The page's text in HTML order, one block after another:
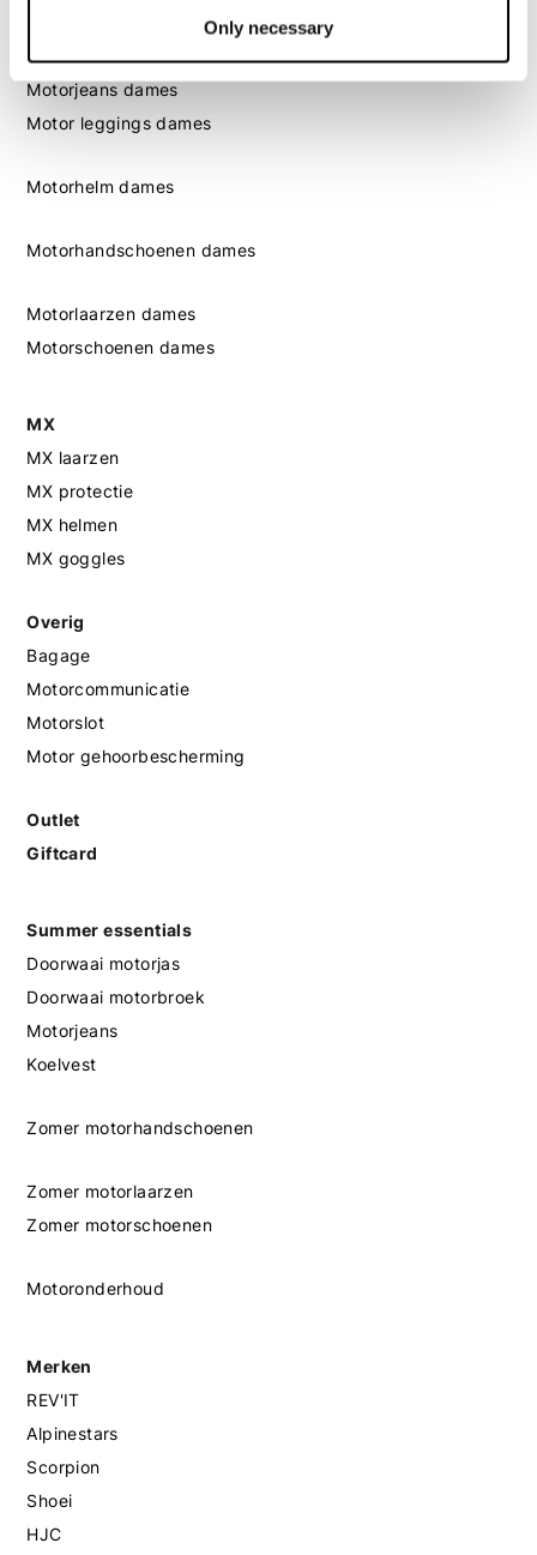
Only necessary
Motorpak dames
Motorjeans dames
Motor leggings dames
Motorhelm dames
Motorhandschoenen dames
Motorlaarzen dames
Motorschoenen dames
MX
MX laarzen
MX protectie
MX helmen
MX goggles
Overig
Bagage
Motorcommunicatie
Motorslot
Motor gehoorbescherming
Outlet
Giftcard
Summer essentials
Doorwaai motorjas
Doorwaai motorbroek
Motorjeans
Koelvest
Zomer motorhandschoenen
Zomer motorlaarzen
Zomer motorschoenen
Motoronderhoud
Merken
REV'IT
Alpinestars
Scorpion
Shoei
HJC